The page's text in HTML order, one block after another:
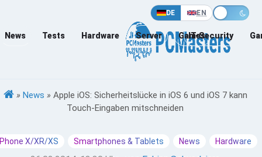
DE EN
News Tests Hardware Server Games
IT-Security
» News » Apple iOS: Sicherheitslücke in iOS 6 und iOS 7 kann
Touch-Eingaben mitschneiden
X/XR/XS Smartphones & Tablets News Hardware